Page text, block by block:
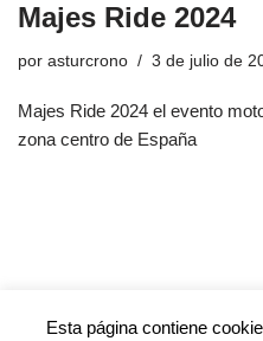
Majes Ride 2024
por asturcrono 3 de julio de
Majes Ride 2024 el evento
zona centro de España
Esta página contiene